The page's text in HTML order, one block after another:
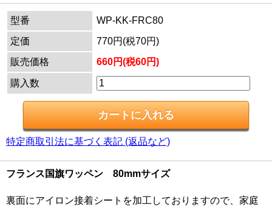
型番
WP-KK-FRC80
定価
770円(税70円)
販売価格
660円(税60円)
購入数
特定商取引法に基づく表記 (返品など)
フランス国旗ワッペン 80mmサイズ
裏面にアイロン接着シートを加工しておりますので、家庭